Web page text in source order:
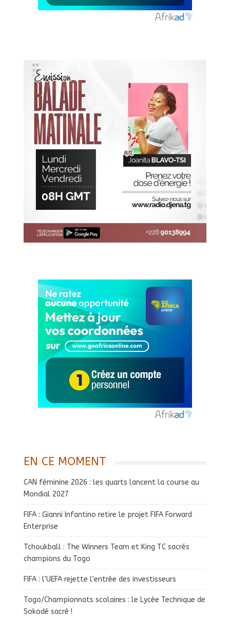
EN CE MOMENT
CAN féminine 2026 : les quarts lancent la course au
Mondial 2027
FIFA : Gianni Infantino retire le projet FIFA Forward
Enterprise
Tchoukball : The Winners Team et King TC sacrés
champions du Togo
FIFA : l’UEFA rejette l’entrée des investisseurs
Togo/Championnats scolaires : le Lycée Technique de
Sokodé sacré !